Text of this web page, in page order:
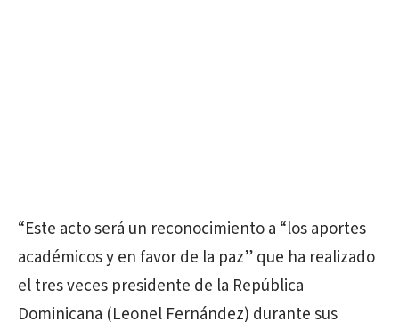
“Este acto será un reconocimiento a “los aportes
académicos y en favor de la paz” que ha realizado
el tres veces presidente de la República
Dominicana (Leonel Fernández) durante sus